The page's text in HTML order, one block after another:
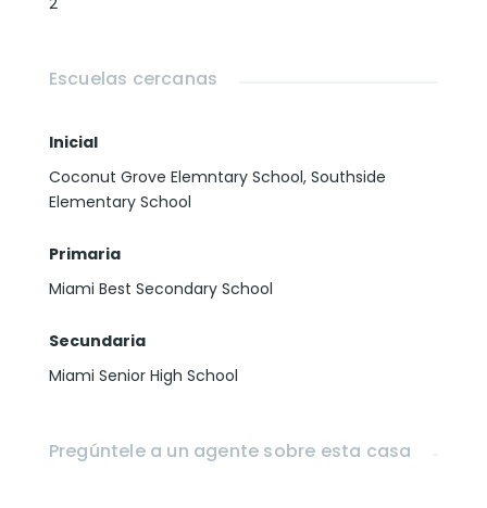
Escuelas cercanas
Inicial
Coconut Grove Elemntary School, Southside
Elementary School
Primaria
Miami Best Secondary School
Secundaria
Miami Senior High School
Pregúntele a un agente sobre esta casa